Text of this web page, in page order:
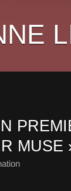
MUSE